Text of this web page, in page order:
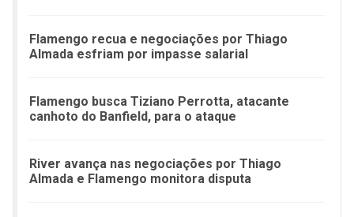
Flamengo recua e negociações por Thiago
Almada esfriam por impasse salarial
Flamengo busca Tiziano Perrotta, atacante
canhoto do Banfield, para o ataque
River avança nas negociações por Thiago
Almada e Flamengo monitora disputa